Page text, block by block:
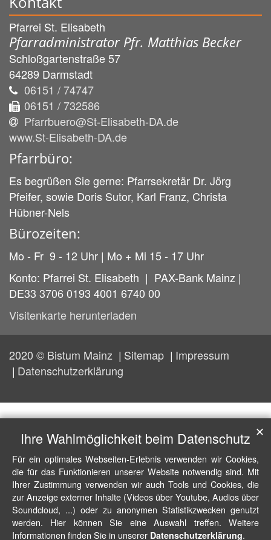
Pfarrei St. Elisabeth
Pfarradministrator Pfr. Matthias Becker
Schloßgartenstraße 57
64289 Darmstadt
06151 / 74747
06151 / 732586
Pfarrbuero@St-Elisabeth-DA.de
www.St-Elisabeth-DA.de
Pfarrbüro:
Es begrüßen Sie gerne: Pfarrsekretär Dr. Jörg
Pfeifer, sowie Doris Sutor, Karl Franz, Christa
Hübner-Nels
Bürozeiten:
Mo - Fr 9 - 12 Uhr | Mo + Mi 15 - 17 Uhr
Konto: Pfarrei St. Elisabeth | PAX-Bank Mainz |
DE33 3706 0193 4001 6740 00
Visitenkarte herunterladen
2020 © Bistum Mainz Sitemap
Impressum
Datenschutzerklärung
Ihre Wahlmöglichkeit beim Datenschutz
Für ein optimales Webseiten-Erlebnis verwenden wir Cookies,
die für das Funktionieren unserer Website notwendig sind. Mit
Ihrer Zustimmung verwenden wir auch Tools und Cookies, die
zur Anzeige externer Inhalte (Videos über Youtube, Audios über
Soundcloud, ...) oder zu anonymen Statistikzwecken genutzt
werden. Hier können Sie eine Auswahl treffen. Weitere
Informationen finden Sie in unserer Datenschutzerklärung.
✕